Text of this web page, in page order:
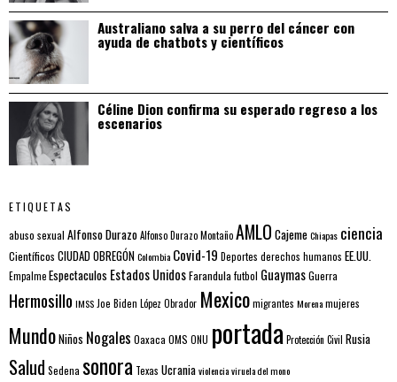
Australiano salva a su perro del cáncer con
ayuda de chatbots y científicos
Céline Dion confirma su esperado regreso a los
escenarios
ETIQUETAS
abuso sexual Alfonso DurazoAlfonso Durazo MontañoAMLO CajemeChiapas ciencia
Científicos CIUDAD OBREGÓNColombia Covid-19 Deportes derechos humanos EE.UU.
EmpalmeEspectaculos Estados UnidosFarandulafutbol GuaymasGuerra
Hermosillo IMSS Joe Biden López Obrador Mexicomigrantes Morenamujeres
MundoNiños Nogales Oaxaca OMS ONU portada Protección Civil Rusia
Salud Sedena sonora Texas Ucraniaviolenciaviruela del mono